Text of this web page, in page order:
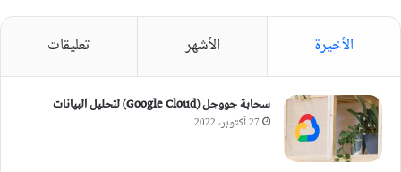
الأخيرة الأشهر تعليقات
سحابة جووجل (Google Cloud) لتحليل البيانات
27 أكتوبر، 2022